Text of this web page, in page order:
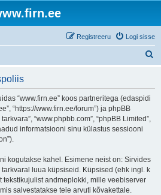
Logi sisse
Registreeru
“www.firn.ee” koos partneritega (edaspidi
“https://www.firn.ee/forum”) ja phpBB
“www.phpbb.com”, “phpBB Limited”,
informatsiooni sinu külastus sessiooni
kogutakse kahel. Esimene neist on: Sirvides
tarkvaral luua küpsiseid. Küpsised (ehk ingl. k
tekstikujulist andmeplokki, mille veebiserver
salvestatakse teie arvuti kõvakettale.